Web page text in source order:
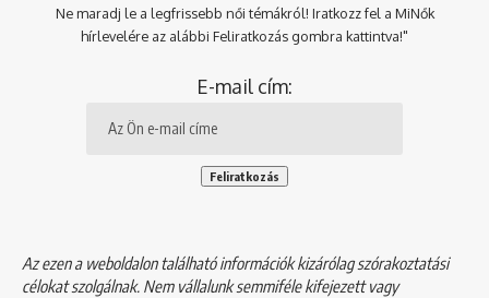
Ne maradj le a legfrissebb női témákról! Iratkozz fel a MiNők
hírlevelére az alábbi Feliratkozás gombra kattintva!"
E-mail cím:
Az ezen a weboldalon található információk kizárólag szórakoztatási
célokat szolgálnak. Nem vállalunk semmiféle kifejezett vagy